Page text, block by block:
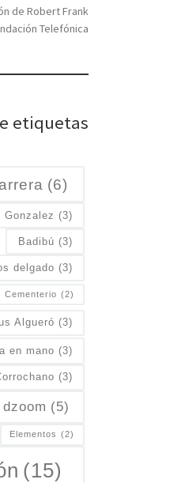
de Robert Frank
Telefónica
etiquetas
(6)
Gonzalez (3)
Badibú (3)
delgado (3)
Cementerio (2)
Algueró (3)
en mano (3)
(3)
dzoom (5)
Elementos (2)
(15)